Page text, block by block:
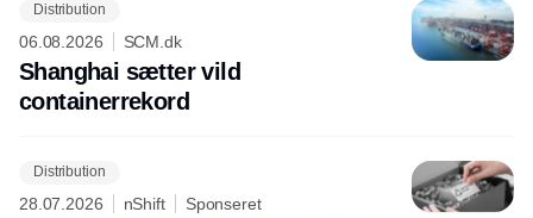
Distribution
06.08.2026 SCM.dk
Shanghai sætter vild
containerrekord
Distribution
28.07.2026 nShift Sponseret